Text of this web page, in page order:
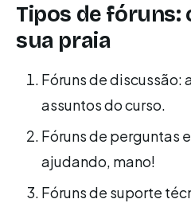
Tipos de fóruns:
sua praia
Fóruns de discussão:
assuntos do curso.
Fóruns de perguntas
ajudando, mano!
Fóruns de suporte